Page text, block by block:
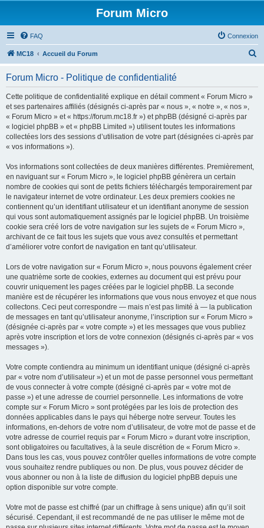
Forum Micro
FAQ Connexion
MC18 Accueil du Forum
Forum Micro - Politique de confidentialité
Cette politique de confidentialité explique en détail comment « Forum Micro »
et ses partenaires affiliés (désignés ci-après par « nous », « notre », « nos »,
« Forum Micro » et « https://forum.mc18.fr ») et phpBB (désigné ci-après par
« logiciel phpBB » et « phpBB Limited ») utilisent toutes les informations
collectées lors des sessions d’utilisation de votre part (désignées ci-après par
« vos informations »).
Vos informations sont collectées de deux manières différentes. Premièrement,
en naviguant sur « Forum Micro », le logiciel phpBB génèrera un certain
nombre de cookies qui sont de petits fichiers téléchargés temporairement par
le navigateur internet de votre ordinateur. Les deux premiers cookies ne
contiennent qu’un identifiant utilisateur et un identifiant anonyme de session
qui vous sont automatiquement assignés par le logiciel phpBB. Un troisième
cookie sera créé lors de votre navigation sur les sujets de « Forum Micro »,
archivant de ce fait tous les sujets que vous avez consultés et permettant
d’améliorer votre confort de navigation en tant qu’utilisateur.
Lors de votre navigation sur « Forum Micro », nous pouvons également créer
une quatrième sorte de cookies, externes au document qui est prévu pour
couvrir uniquement les pages créées par le logiciel phpBB. La seconde
manière est de récupérer les informations que vous nous envoyez et que nous
collectons. Ceci peut correspondre — mais n’est pas limité à — la publication
de messages en tant qu’utilisateur anonyme, l’inscription sur « Forum Micro »
(désignée ci-après par « votre compte ») et les messages que vous publiez
après votre inscription et lors de votre connexion (désignés ci-après par « vos
messages »).
Votre compte contiendra au minimum un identifiant unique (désigné ci-après
par « votre nom d’utilisateur ») et un mot de passe personnel vous permettant
de vous connecter à votre compte (désigné ci-après par « votre mot de
passe ») et une adresse de courriel personnelle. Les informations de votre
compte sur « Forum Micro » sont protégées par les lois de protection des
données applicables dans le pays qui héberge notre serveur. Toutes les
informations, en-dehors de votre nom d’utilisateur, de votre mot de passe et de
votre adresse de courriel requis par « Forum Micro » durant votre inscription,
sont obligatoires ou facultatives, à la seule discrétion de « Forum Micro ».
Dans tous les cas, vous pouvez contrôler quelles informations de votre compte
vous souhaitez rendre publiques ou non. De plus, vous pouvez décider de
vous abonner ou non à la liste de diffusion du logiciel phpBB depuis une
option disponible sur votre compte.
Votre mot de passe est chiffré (par un chiffrage à sens unique) afin qu’il soit
sécurisé. Cependant, il est recommandé de ne pas utiliser le même mot de